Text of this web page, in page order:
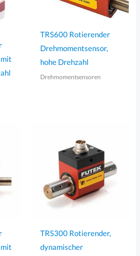
TRS600 Rotierender
Drehmomentsensor,
hohe Drehzahl
Drehmomentsensoren
TRS300 Rotierender,
dynamischer